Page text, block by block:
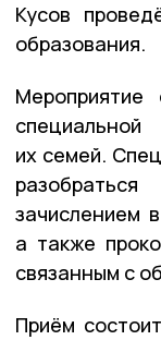
Кусов
образования.
Мероприятие
их семей.
зачислением
а также
связанным с
Приём